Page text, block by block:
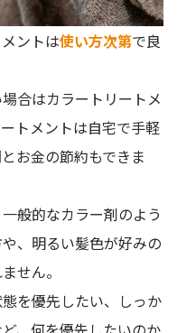
ントは使い方次第で良
合はカラートリートメ
トメントは自宅で手軽
お金の節約もできま
般的なカラー剤のよう
、明るい髪色が好みの
せん。
を優先したい、しっか